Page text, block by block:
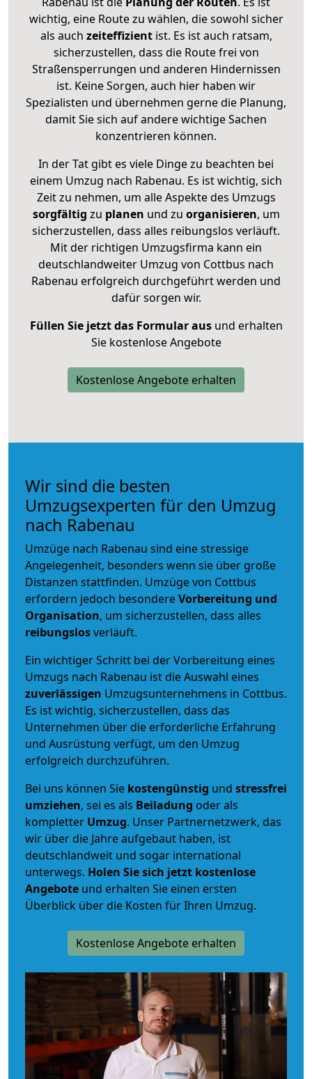
wichtig, eine Route zu wählen, die sowohl sicher
als auch zeiteffizientist. Es ist auch ratsam,
sicherzustellen, dass die Route frei von
Straßensperrungen und anderen Hindernissen
ist. Keine Sorgen, auch hier haben wir
Spezialisten und übernehmen gerne die Planung,
damit Sie sich auf andere wichtige Sachen
konzentrieren können.
In der Tat gibt es viele Dinge zu beachten bei
einem Umzug nach Rabenau. Es ist wichtig, sich
Zeit zu nehmen, um alle Aspekte des Umzugs
sorgfältig zu planen und zu organisieren, um
sicherzustellen, dass alles reibungslos verläuft.
Mit der richtigen Umzugsfirma kann ein
deutschlandweiter Umzug von Cottbus nach
Rabenau erfolgreich durchgeführt werden und
dafür sorgen wir.
Füllen Sie jetzt das Formular ausund erhalten
Sie kostenlose Angebote
Kostenlose Angebote erhalten
Wir sind die besten
Umzugsexperten für den Umzug
nach Rabenau
Umzüge nach Rabenau sind eine stressige
Angelegenheit, besonders wenn sie über große
Distanzen stattfinden. Umzüge von Cottbus
erfordern jedoch besondereVorbereitung und
Organisation, um sicherzustellen, dass alles
reibungslosverläuft.
Ein wichtiger Schritt bei der Vorbereitung eines
Umzugs nach Rabenau ist die Auswahl eines
zuverlässigen Umzugsunternehmens in Cottbus.
Es ist wichtig, sicherzustellen, dass das
Unternehmen über die erforderliche Erfahrung
und Ausrüstung verfügt, um den Umzug
erfolgreich durchzuführen.
Bei uns können Sie kostengünstig und stressfrei
umziehen, sei es als Beiladung oder als
kompletter Umzug. Unser Partnernetzwerk, das
wir über die Jahre aufgebaut haben, ist
deutschlandweit und sogar international
unterwegs. Holen Sie sich jetzt kostenlose
Angebote und erhalten Sie einen ersten
Überblick über die Kosten für Ihren Umzug.
Kostenlose Angebote erhalten